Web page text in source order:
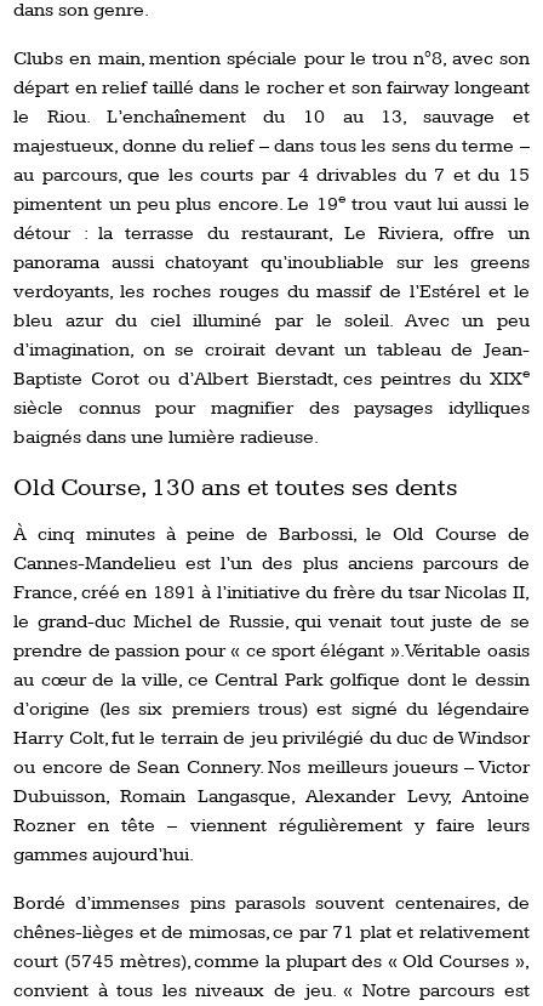
dans son genre.
Clubs en main, mention spéciale pour le trou n°8, avec son
départ en relief taillé dans le rocher et son fairway longeant
le Riou. L’enchaînement du 10 au 13, sauvage et
majestueux, donne du relief – dans tous les sens du terme –
au parcours, que les courts par 4 drivables du 7 et du 15
pimentent un peu plus encore. Le 19etrou vaut lui aussi le
détour : la terrasse du restaurant, Le Riviera, offre un
panorama aussi chatoyant qu’inoubliable sur les greens
verdoyants, les roches rouges du massif de l’Estérel et le
bleu azur du ciel illuminé par le soleil. Avec un peu
d’imagination, on se croirait devant un tableau de Jean-
Baptiste Corot ou d’Albert Bierstadt, ces peintres du XIXe
siècle connus pour magnifier des paysages idylliques
baignés dans une lumière radieuse.
Old Course, 130 ans et toutes ses dents
À cinq minutes à peine de Barbossi, le Old Course de
Cannes-Mandelieu est l’un des plus anciens parcours de
France, créé en 1891 à l’initiative du frère du tsar Nicolas II,
le grand-duc Michel de Russie, qui venait tout juste de se
prendre de passion pour « ce sport élégant ». Véritable oasis
au cœur de la ville, ce Central Park golfique dont le dessin
d’origine (les six premiers trous) est signé du légendaire
Harry Colt, fut le terrain de jeu privilégié du duc de Windsor
ou encore de Sean Connery. Nos meilleurs joueurs – Victor
Dubuisson, Romain Langasque, Alexander Levy, Antoine
Rozner en tête – viennent régulièrement y faire leurs
gammes aujourd’hui.
Bordé d’immenses pins parasols souvent centenaires, de
chênes-lièges et de mimosas, ce par 71 plat et relativement
court (5745 mètres), comme la plupart des « Old Courses »,
convient à tous les niveaux de jeu. « Notre parcours est